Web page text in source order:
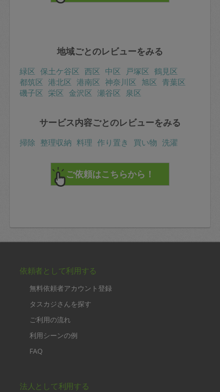
地域ごとのレビューをみる
緑区 保土ケ谷区 西区 中区 戸塚区 鶴見区
都筑区 港北区 港南区 神奈川区 旭区 青葉区
磯子区 栄区 金沢区 瀬谷区 泉区
サービス内容ごとのレビューをみる
掃除 整理収納 料理 作り置き 買い物 洗濯
依頼者として利用する
無料依頼者アカウント登録
タスカジさんを探す
ご利用の流れ
利用シーンの例
FAQ
法人として利用する